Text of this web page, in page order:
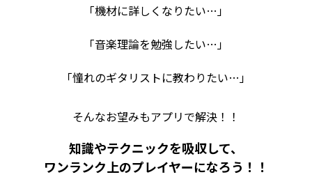
「機材に詳しくなりたい…」
「音楽理論を勉強したい…」
「憧れのギタリストに教わりたい…」
そんなお望みもアプリで解決！！
知識やテクニックを吸収して、
ワンランク上のプレイヤーになろう！！